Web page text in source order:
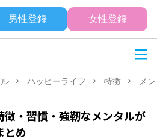
男性登録 女性登録
ハッピーライフ 特徴 メ
徴・習慣・強靭なメンタルが
とめ